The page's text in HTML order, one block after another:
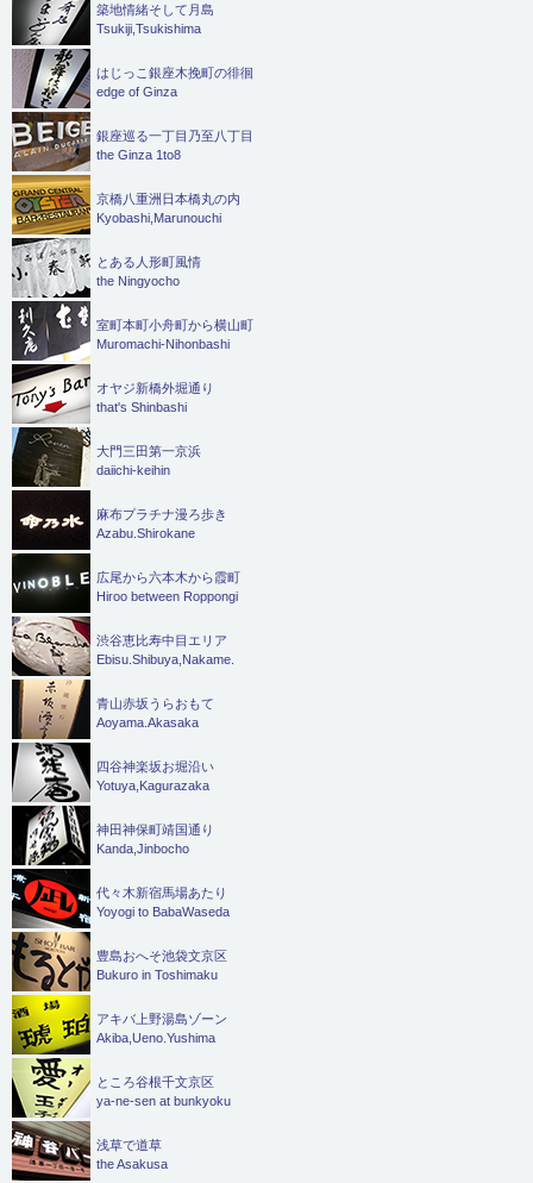
築地情緒そして月島
Tsukiji,Tsukishima
はじっこ銀座木挽町の徘徊
edge of Ginza
銀座巡る一丁目乃至八丁目
the Ginza 1to8
京橋八重洲日本橋丸の内
Kyobashi,Marunouchi
とある人形町風情
the Ningyocho
室町本町小舟町から横山町
Muromachi-Nihonbashi
オヤジ新橋外堀通り
that's Shinbashi
大門三田第一京浜
daiichi-keihin
麻布プラチナ漫ろ歩き
Azabu.Shirokane
広尾から六本木から霞町
Hiroo between Roppongi
渋谷恵比寿中目エリア
Ebisu.Shibuya,Nakame.
青山赤坂うらおもて
Aoyama.Akasaka
四谷神楽坂お堀沿い
Yotuya,Kagurazaka
神田神保町靖国通り
Kanda,Jinbocho
代々木新宿馬場あたり
Yoyogi to BabaWaseda
豊島おへそ池袋文京区
Bukuro in Toshimaku
アキバ上野湯島ゾーン
Akiba,Ueno.Yushima
ところ谷根千文京区
ya-ne-sen at bunkyoku
浅草で道草
the Asakusa